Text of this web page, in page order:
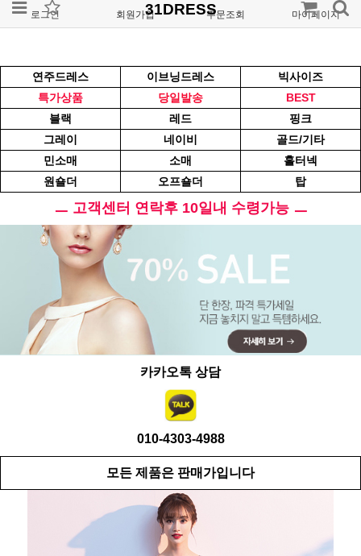
로그인 회원가입 주문조회 마이페이지
31DRESS
연주드레스 이브닝드레스
빅사이즈
특가상품
당일발송
BEST
블랙
레드
핑크
그레이
네이비
골드/기타
민소매
소매
홀터넥
원숄더
오프숄더 탑
ㅡ 고객센터 연락후 10일내 수령가능 ㅡ
카카오톡 상담
010-4303-4988
모든 제품은 판매가입니다